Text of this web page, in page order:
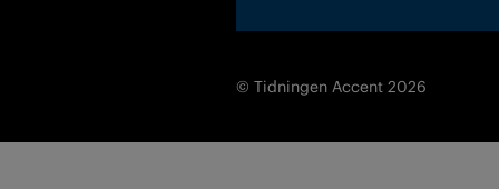
© Tidningen Accent 2026